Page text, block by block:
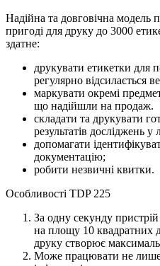
Надійна та довговічна модель
пригоді для друку до 3000
здатне:
друкувати етикетки для
регулярно відсилається
маркувати окремі
що надійшли на продаж.
складати та друкувати
результатів досліджень
допомагати
документацію;
робити незвичні квитки.
Особливості TDP 225
За одну секунду
на площу 10 квадратних
друку створює
Може працювати не лише